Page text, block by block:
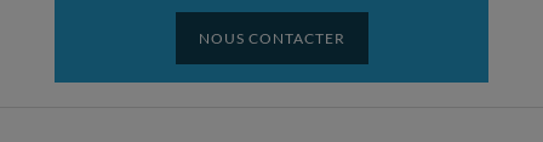
NOUS CONTACTER